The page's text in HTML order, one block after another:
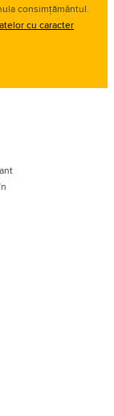
consimțământul.
cu caracter